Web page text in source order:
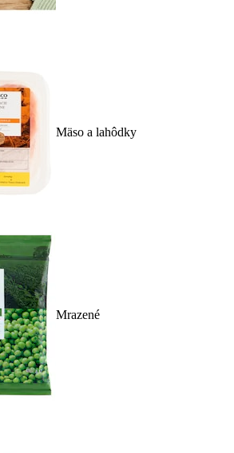
Mäso a lahôdky
Mrazené